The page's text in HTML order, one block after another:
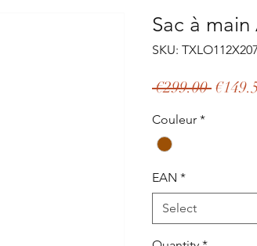
Sac à
SKU: TXLO112X207
€299.00
Couleur *
EAN *
Select